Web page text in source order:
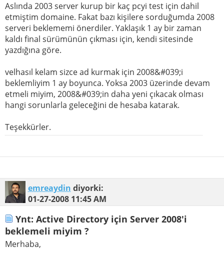
Aslında 2003 server kurup bir kaç pcyi test için dahil
etmiştim domaine. Fakat bazı kişilere sorduğumda 2008
serveri beklememi önerdiler. Yaklaşık 1 ay bir zaman
kaldı final sürümünün çıkması için, kendi sitesinde
yazdığına göre.
velhasıl kelam sizce ad kurmak için 2008&#039;i
beklemliyim 1 ay boyunca. Yoksa 2003 üzerinde devam
etmeli miyim, 2008&#039;in daha yeni çıkacak olması
hangi sorunlarla geleceğini de hesaba katarak.
Teşekkürler.
emreaydin diyorki:
01-27-2008 11:45 AM
Ynt: Active Directory için Server 2008'i
beklemeli miyim ?
Merhaba,